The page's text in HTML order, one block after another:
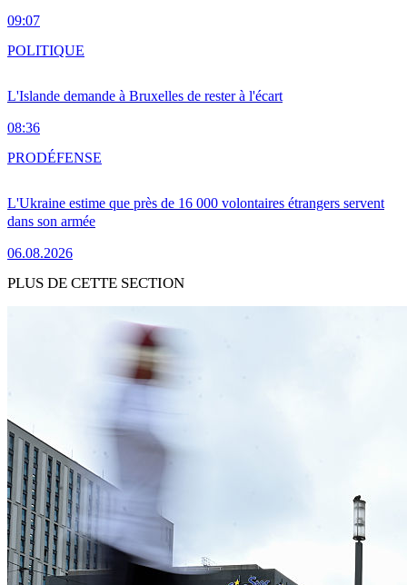
09:07
L'Islande demande à Bruxelles de rester à l'écart
08:36
POLITIQUE
L'Ukraine estime que près de 16 000 volontaires étrangers servent
dans son armée
06.08.2026
PRODÉFENSE
PLUS DE CETTE SECTION